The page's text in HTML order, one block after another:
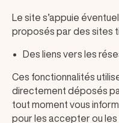
Le site s’appuie
proposés par des sites
Des liens vers les
Ces fonctionnalités
directement déposés
tout moment vous
pour les accepter ou les